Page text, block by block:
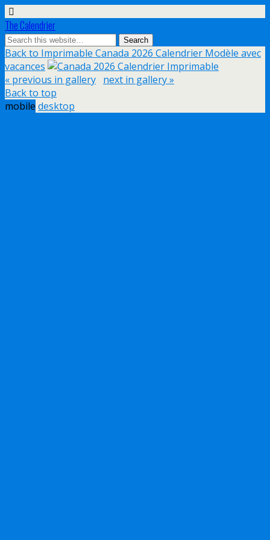
The Calendrier
Back to Imprimable Canada 2026 Calendrier Modèle avec
vacances
« previous in gallery next in gallery »
Back to top
mobile desktop